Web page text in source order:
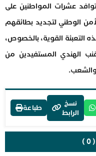
توافد عشرات المواطنين على
الوطني لتجديد بطائقهم
التعبئة القوية، بالخصوص،
الهندي المستفيدين من
والشعب.
نسخ
الرابط
طباعة
)